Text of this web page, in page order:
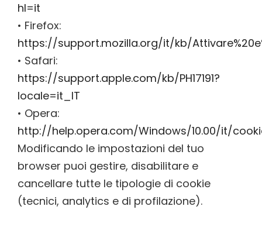
hl=it
• Firefox:
https://support.mozilla.org/it/kb/
• Safari:
https://support.apple.com/kb/PH17191?
locale=it_IT
• Opera:
http://help.opera.com/Windows/10.00/it/
Modificando le impostazioni del tuo
browser puoi gestire, disabilitare e
cancellare tutte le tipologie di cookie
(tecnici, analytics e di profilazione).